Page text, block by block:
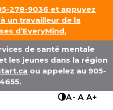
278-9036 et appuyez
un travailleur de la
d’EveryMind.
de santé mentale
les jeunes dans la région
ou appelez au 905-
A- A A+